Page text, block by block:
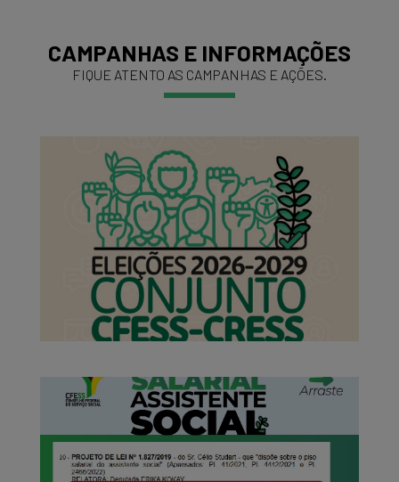
CAMPANHAS E INFORMAÇÕES
FIQUE ATENTO AS CAMPANHAS E AÇÕES.